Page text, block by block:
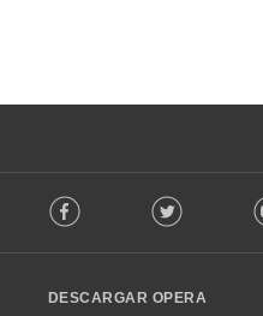
o
w
Facebook Twitter
DESCARGAR OPERA